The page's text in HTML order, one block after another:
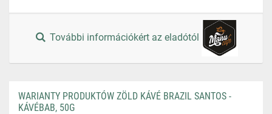
További információkért az eladótól
WARIANTY PRODUKTÓW ZÖLD KÁVÉ BRAZIL SANTOS -
KÁVÉBAB, 50G